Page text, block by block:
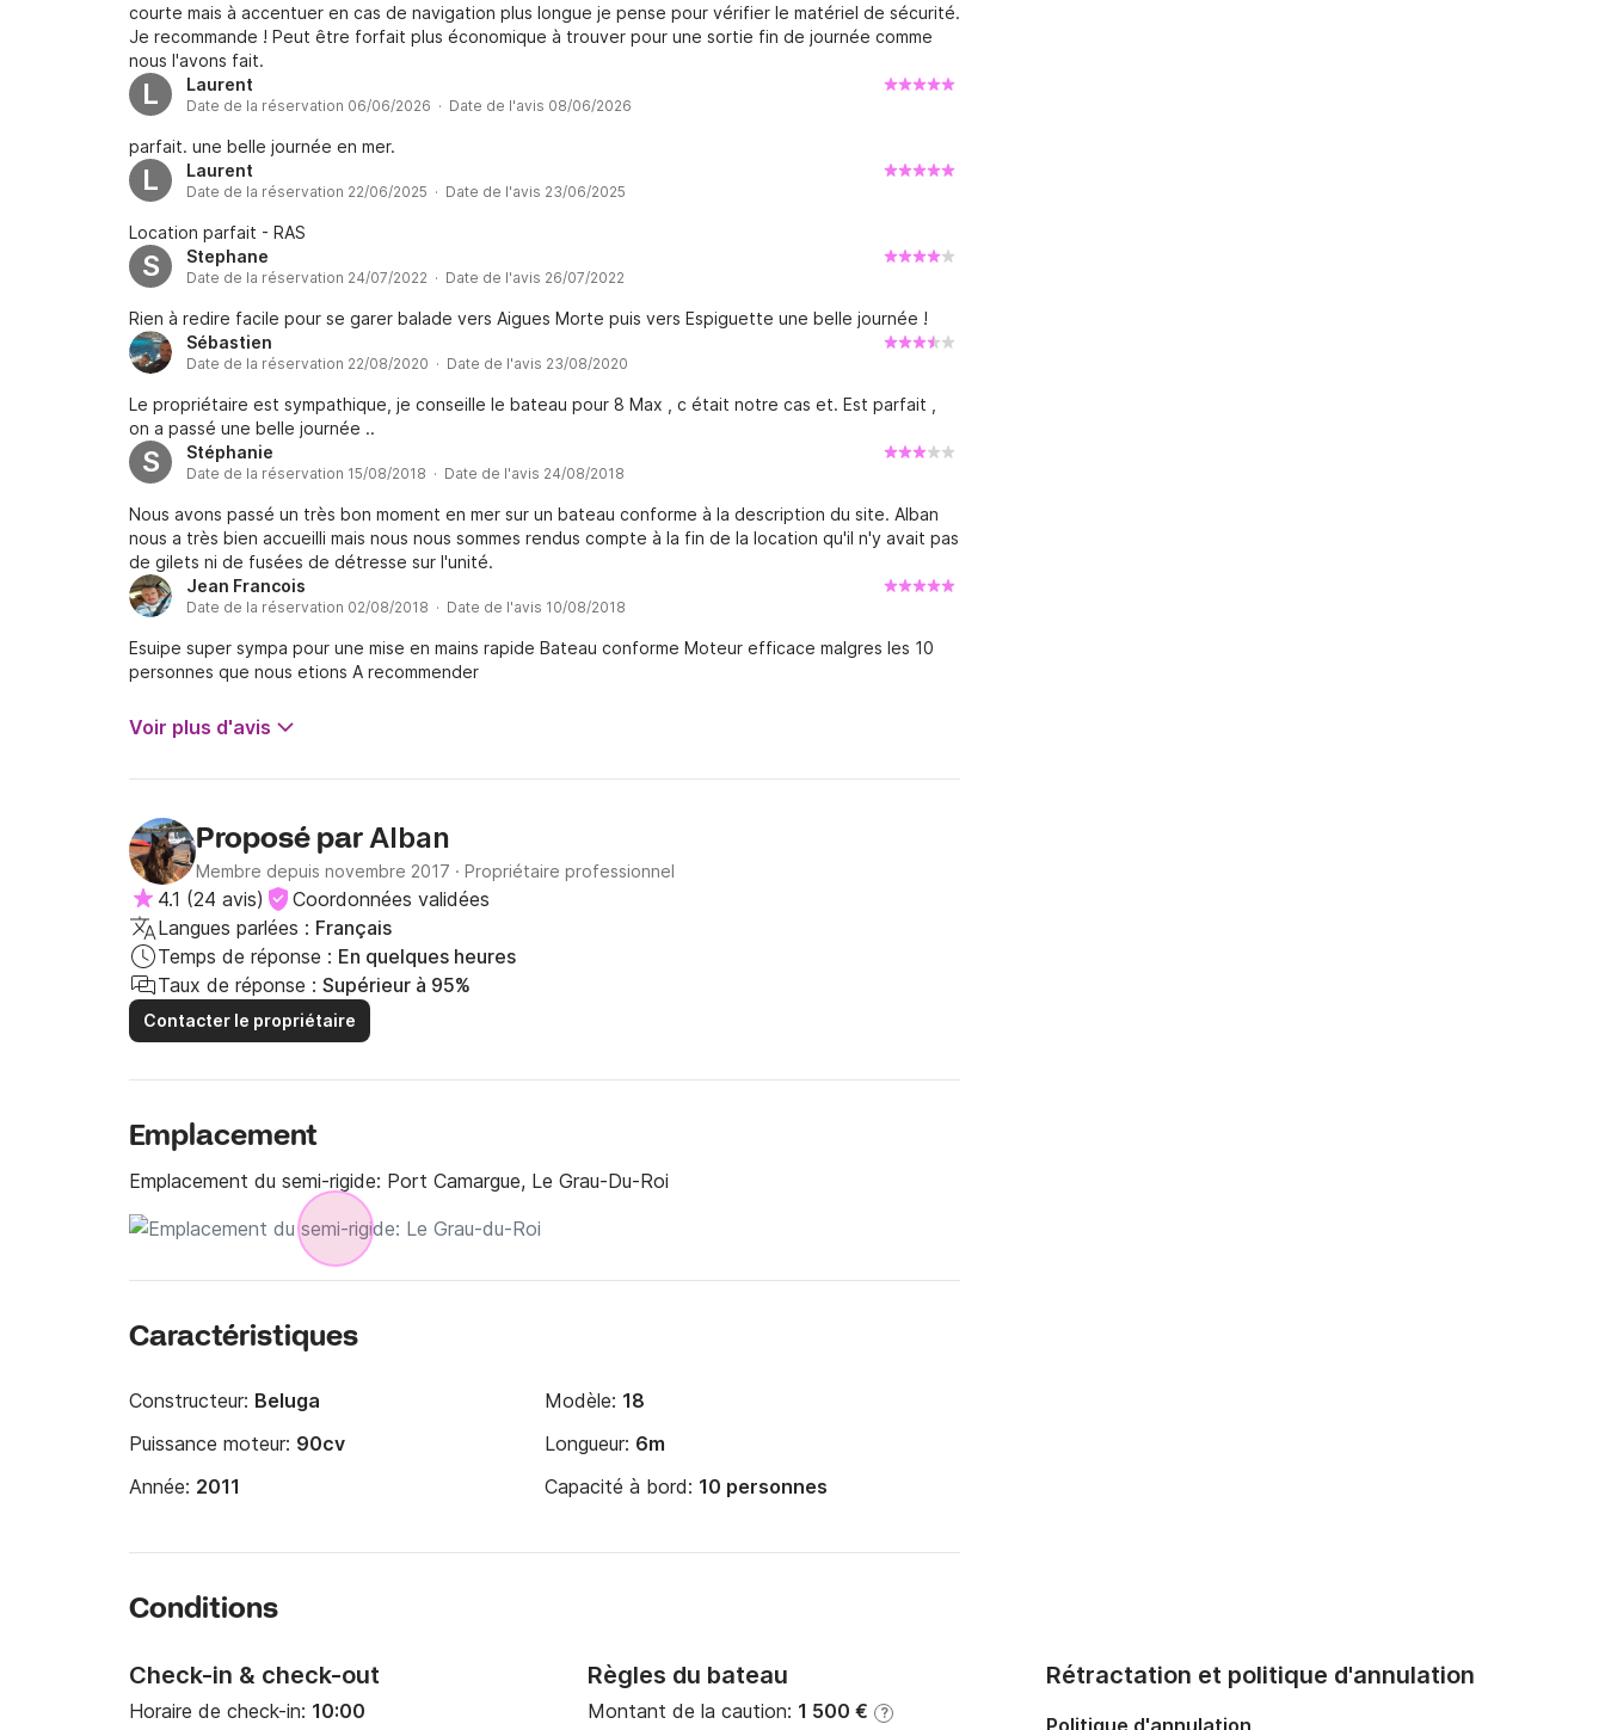
courte mais à accentuer en cas de navigation plus longue je pense pour vérifier le matériel de sécurité.
Je recommande ! Peut être forfait plus économique à trouver pour une sortie fin de journée comme
nous l'avons fait.
L Laurent
Date de la réservation 06/06/2026 · Date de l'avis 08/06/2026
parfait. une belle journée en mer.
L Laurent
Date de la réservation 22/06/2025 · Date de l'avis 23/06/2025
Location parfait - RAS
S Stephane
Date de la réservation 24/07/2022 · Date de l'avis 26/07/2022
Rien à redire facile pour se garer balade vers Aigues Morte puis vers Espiguette une belle journée !
Sébastien
Date de la réservation 22/08/2020 · Date de l'avis 23/08/2020
Le propriétaire est sympathique, je conseille le bateau pour 8 Max , c était notre cas et. Est parfait ,
on a passé une belle journée ..
S Stéphanie
Date de la réservation 15/08/2018 · Date de l'avis 24/08/2018
Nous avons passé un très bon moment en mer sur un bateau conforme à la description du site. Alban
nous a très bien accueilli mais nous nous sommes rendus compte à la fin de la location qu'il n'y avait pas
de gilets ni de fusées de détresse sur l'unité.
Jean Francois
Date de la réservation 02/08/2018 · Date de l'avis 10/08/2018
Esuipe super sympa pour une mise en mains rapide Bateau conforme Moteur efficace malgres les 10
personnes que nous etions A recommender
Voir plus d'avis
Proposé parAlban
Membre depuis novembre 2017 · Propriétaire professionnel
4.1 (24 avis)
Coordonnées validées
Langues parlées : Français
Temps de réponse : En quelques heures
Taux de réponse : Supérieur à 95%
Contacter le propriétaire
Emplacement
Emplacement du semi-rigide: Port Camargue, Le Grau-Du-Roi
Caractéristiques
Constructeur: Beluga Modèle: 18
Puissance moteur: 90cv Longueur: 6m
Année: 2011 Capacité à bord: 10 personnes
Conditions
Check-in & check-out
Horaire de check-in: 10:00
Règles du bateau
Montant de la caution: 1 500 € ?
Rétractation et politique d'annulation
Politique d'annulation